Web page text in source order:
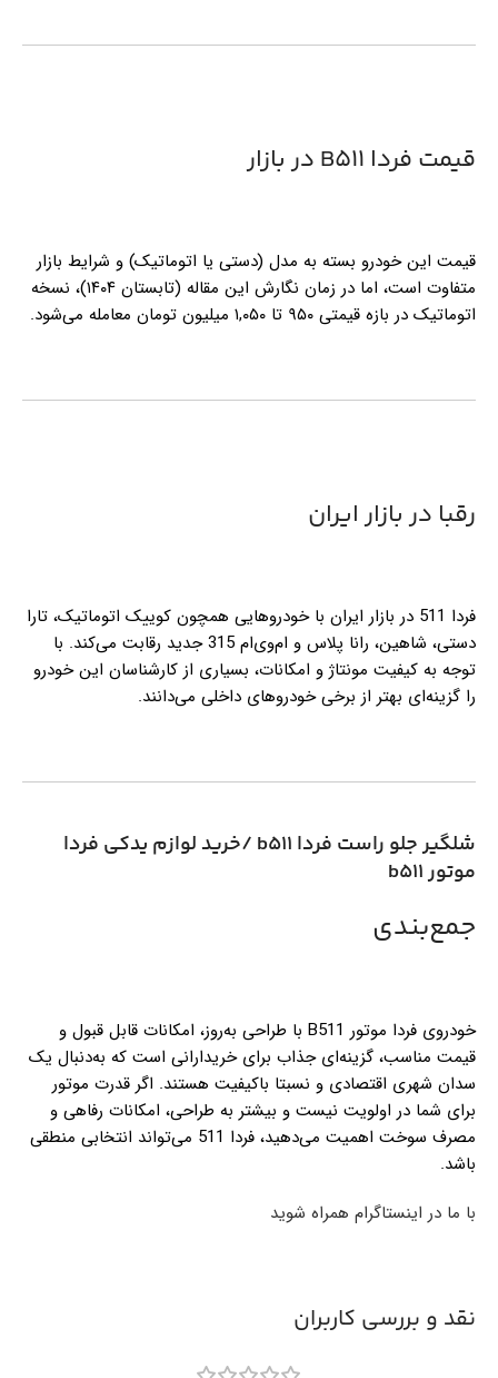
قیمت فردا B511 در بازار
قیمت این خودرو بسته به مدل (دستی یا اتوماتیک) و شرایط بازار
متفاوت است، اما در زمان نگارش این مقاله (تابستان ۱۴۰۴)، نسخه
اتوماتیک در بازه قیمتی ۹۵۰ تا ۱,۰۵۰ میلیون تومان معامله می‌شود.
رقبا در بازار ایران
فردا 511 در بازار ایران با خودروهایی همچون کوییک اتوماتیک، تارا
دستی، شاهین، رانا پلاس و ام‌وی‌ام 315 جدید رقابت می‌کند. با
توجه به کیفیت مونتاژ و امکانات، بسیاری از کارشناسان این خودرو
را گزینه‌ای بهتر از برخی خودروهای داخلی می‌دانند.
شلگیر جلو راست فردا b511 /خرید لوازم یدکی فردا
موتور b511
جمع‌بندی
خودروی فردا موتور B511 با طراحی به‌روز، امکانات قابل قبول و
قیمت مناسب، گزینه‌ای جذاب برای خریدارانی است که به‌دنبال یک
سدان شهری اقتصادی و نسبتا باکیفیت هستند. اگر قدرت موتور
برای شما در اولویت نیست و بیشتر به طراحی، امکانات رفاهی و
مصرف سوخت اهمیت می‌دهید، فردا 511 می‌تواند انتخابی منطقی
باشد.
با ما در اینستاگرام همراه شوید
نقد و بررسی کاربران